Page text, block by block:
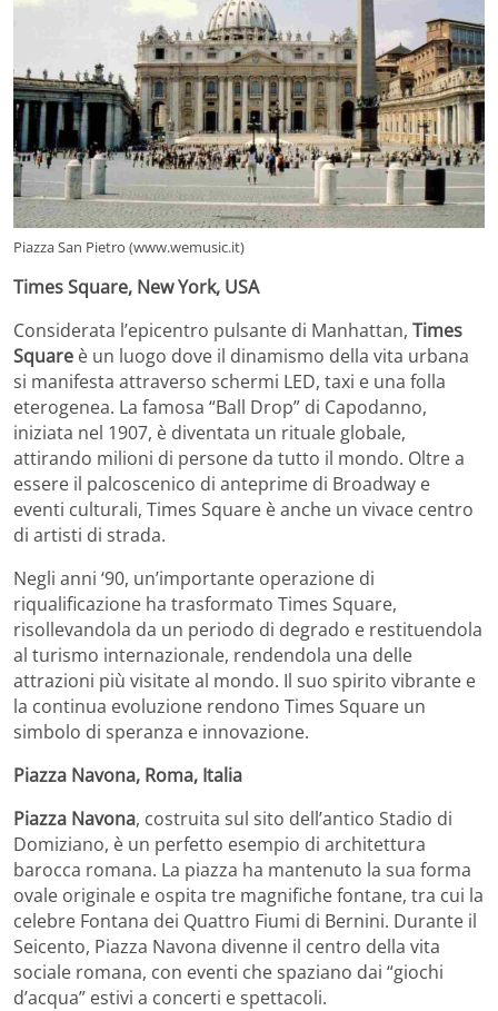
Piazza San Pietro (www.wemusic.it)
Times Square, New York, USA
Considerata l’epicentro pulsante di Manhattan, Times
Square è un luogo dove il dinamismo della vita urbana
si manifesta attraverso schermi LED, taxi e una folla
eterogenea. La famosa “Ball Drop” di Capodanno,
iniziata nel 1907, è diventata un rituale globale,
attirando milioni di persone da tutto il mondo. Oltre a
essere il palcoscenico di anteprime di Broadway e
eventi culturali, Times Square è anche un vivace centro
di artisti di strada.
Negli anni ‘90, un’importante operazione di
riqualificazione ha trasformato Times Square,
risollevandola da un periodo di degrado e restituendola
al turismo internazionale, rendendola una delle
attrazioni più visitate al mondo. Il suo spirito vibrante e
la continua evoluzione rendono Times Square un
simbolo di speranza e innovazione.
Piazza Navona, Roma, Italia
Piazza Navona, costruita sul sito dell’antico Stadio di
Domiziano, è un perfetto esempio di architettura
barocca romana. La piazza ha mantenuto la sua forma
ovale originale e ospita tre magnifiche fontane, tra cui la
celebre Fontana dei Quattro Fiumi di Bernini. Durante il
Seicento, Piazza Navona divenne il centro della vita
sociale romana, con eventi che spaziano dai “giochi
d’acqua” estivi a concerti e spettacoli.